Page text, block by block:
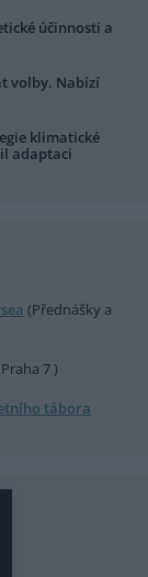
účinnosti a
volby. Nabízí
klimatické
adaptaci
(Přednášky a
7 )
tábora